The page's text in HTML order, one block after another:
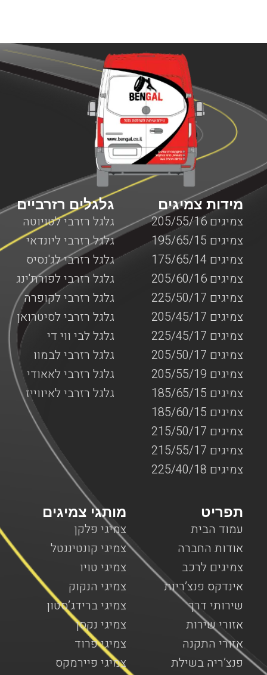
במנופים עלולות להתרחש בכל זמן, בשעות שבהן ניתן להגיע
למקום שבו אפשר לקבל שירותי תיקון למנופים או באמצע
הדרך בשעות שבהן אין שירותי דרך למנופים. לכן, חשוב
לדעת שחברת BenGal מציעה שירותי דרך למנופים בכל מקום
שבו אתם תקועים עם המנוף. לא משנה אם מדובר על צפון
הארץ, מרכזה, דרום או ירושלים, יצירת קשר עם חברת בן גל
יאפשר לכם לקבל את השירות המבוקש לכם כמה שיותר מהר,
עד המקום שבו אתם נמצאים עם המנוף כאשר כל השירותים
מוצעים על ידי צוות מקצועי ומנוסה המומחה בשירותי דרך
המותאמים למנופים.
גלגלים רזרביים
גלגל רזרבי לטויוטה
גלגל רזרבי ליונדאי
גלגל רזרבי לג'נסיס
גלגל רזרבי לפורת'ינג
גלגל רזרבי לקופרה
גלגל רזרבי לסיטרואן
גלגל לבי ווי די
גלגל רזרבי לבמוו
גלגל רזרבי לאאודי
גלגל רזרבי לאיווייז
מידות צמיגים
צמיגים 205/55/16
צמיגים 195/65/15
צמיגים 175/65/14
צמיגים 205/60/16
צמיגים 225/50/17
צמיגים 205/45/17
צמיגים 225/45/17
צמיגים 205/50/17
צמיגים 205/55/19
צמיגים 185/65/15
צמיגים 185/60/15
צמיגים 215/50/17
צמיגים 215/55/17
צמיגים 225/40/18
מותגי צמיגים
צמיגי פלקן
צמיגי קונטיננטל
צמיגי טויו
צמיגי הנקוק
צמיגי ברידג’סטון
צמיגי נקסן
צמיגי פרוד
צמיגי פיירמקס
תפריט
עמוד הבית
אודות החברה
צמיגים לרכב
אינדקס פנצ’ריות
שירותי דרך
אזורי שירות
אזורי התקנה
פנצ’ריה בשילת